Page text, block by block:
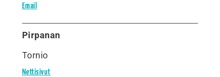
Email
Pirpanan
Tornio
Nettisivut